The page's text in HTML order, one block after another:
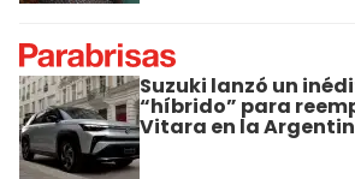
Suzuki lanzó un
“híbrido” para
Vitara en la